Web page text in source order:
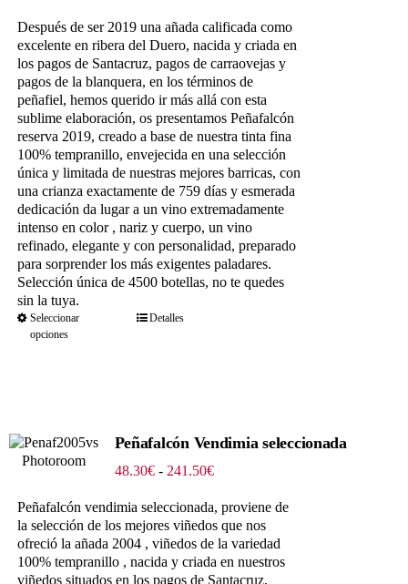
precios:
desde
45.54€
hasta
253.00€
Después de ser 2019 una añada calificada como
excelente en ribera del Duero, nacida y criada en
los pagos de Santacruz, pagos de carraovejas y
pagos de la blanquera, en los términos de
peñafiel, hemos querido ir más allá con esta
sublime elaboración, os presentamos Peñafalcón
reserva 2019, creado a base de nuestra tinta fina
100% tempranillo, envejecida en una selección
única y limitada de nuestras mejores barricas, con
una crianza exactamente de 759 días y esmerada
dedicación da lugar a un vino extremadamente
intenso en color , nariz y cuerpo, un vino
refinado, elegante y con personalidad, preparado
para sorprender los más exigentes paladares.
Selección única de 4500 botellas, no te quedes
sin la tuya.
Seleccionar
opciones
Detalles
Peñafalcón Vendimia seleccionada
48.30€ - 241.50€Rango
precios:
desde
48.30€
hasta
241.50€
Peñafalcón vendimia seleccionada, proviene de
la selección de los mejores viñedos que nos
ofreció la añada 2004 , viñedos de la variedad
100% tempranillo , nacida y criada en nuestros
viñedos situados en los pagos de Santacruz,